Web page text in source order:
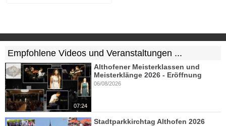
Empfohlene Videos und Veranstaltungen ...
07:24
Althofener Meisterklassen und
Meisterklänge 2026 - Eröffnung
06/08/2026
Stadtparkkirchtag Althofen 2026